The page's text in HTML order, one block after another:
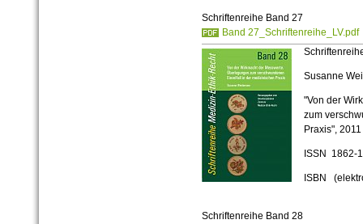
Schriftenreihe Band 27
Band 27_Schriftenreihe_LV.pdf
Susanne
"Von der
zum
Praxis", 2011
ISSN 1862-
ISBN
Schriftenreihe Band 28